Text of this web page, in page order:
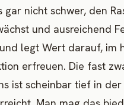
nicht schwer, den
und ausreichend
legt Wert darauf, im
erfreuen. Die fast
ist scheinbar tief in